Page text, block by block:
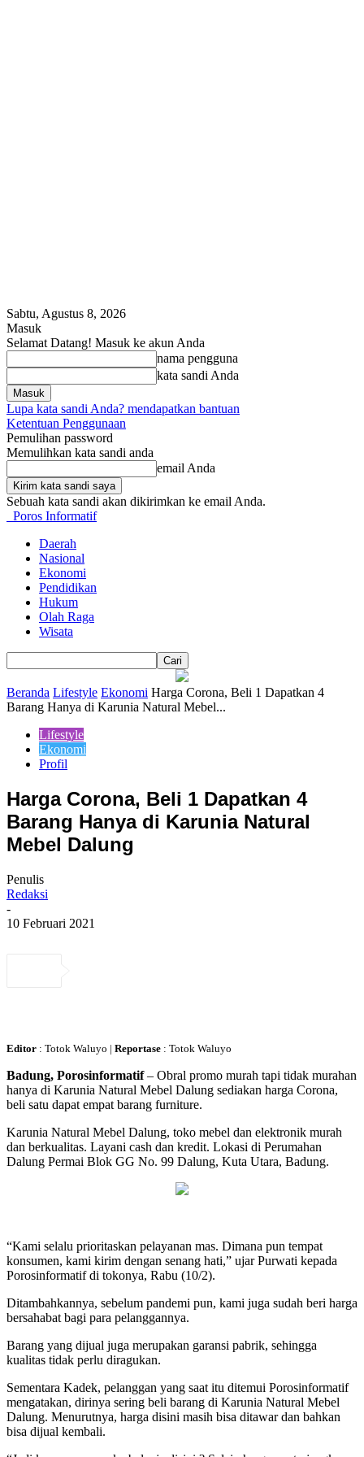
Sabtu, Agustus 8, 2026
Masuk
Selamat Datang! Masuk ke akun Anda
nama pengguna
kata sandi Anda
Lupa kata sandi Anda? mendapatkan bantuan
Ketentuan Penggunaan
Pemulihan password
Memulihkan kata sandi anda
email Anda
Sebuah kata sandi akan dikirimkan ke email Anda.
Poros Informatif
Daerah
Nasional
Ekonomi
Pendidikan
Hukum
Olah Raga
Wisata
Beranda Lifestyle Ekonomi Harga Corona, Beli 1 Dapatkan 4
Barang Hanya di Karunia Natural Mebel...
Lifestyle
Ekonomi
Profil
Harga Corona, Beli 1 Dapatkan 4
Barang Hanya di Karunia Natural
Mebel Dalung
Penulis
Redaksi
-
10 Februari 2021
Editor : Totok Waluyo | Reportase : Totok Waluyo
Badung, Porosinformatif– Obral promo murah tapi tidak murahan
hanya di Karunia Natural Mebel Dalung sediakan harga Corona,
beli satu dapat empat barang furniture.
Karunia Natural Mebel Dalung, toko mebel dan elektronik murah
dan berkualitas. Layani cash dan kredit. Lokasi di Perumahan
Dalung Permai Blok GG No. 99 Dalung, Kuta Utara, Badung.
“Kami selalu prioritaskan pelayanan mas. Dimana pun tempat
konsumen, kami kirim dengan senang hati,” ujar Purwati kepada
Porosinformatif di tokonya, Rabu (10/2).
Ditambahkannya, sebelum pandemi pun, kami juga sudah beri harga
bersahabat bagi para pelanggannya.
Barang yang dijual juga merupakan garansi pabrik, sehingga
kualitas tidak perlu diragukan.
Sementara Kadek, pelanggan yang saat itu ditemui Porosinformatif
mengatakan, dirinya sering beli barang di Karunia Natural Mebel
Dalung. Menurutnya, harga disini masih bisa ditawar dan bahkan
bisa dijual kembali.